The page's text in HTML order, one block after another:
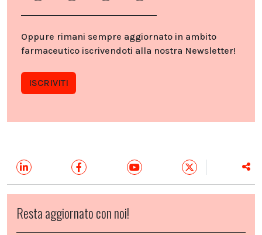
Oppure rimani sempre aggiornato in ambito
farmaceutico iscrivendoti alla nostra Newsletter!
ISCRIVITI
Resta aggiornato con noi!